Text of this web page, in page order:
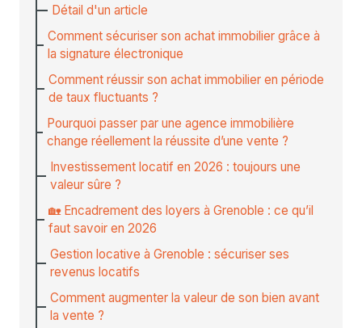
Détail d'un article
Comment sécuriser son achat immobilier grâce à
la signature électronique
Comment réussir son achat immobilier en période
de taux fluctuants ?
Pourquoi passer par une agence immobilière
change réellement la réussite d’une vente ?
Investissement locatif en 2026 : toujours une
valeur sûre ?
🏡 Encadrement des loyers à Grenoble : ce qu’il
faut savoir en 2026
Gestion locative à Grenoble : sécuriser ses
revenus locatifs
Comment augmenter la valeur de son bien avant
la vente ?